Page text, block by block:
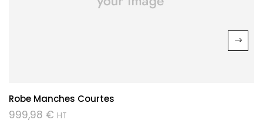
Robe Manches Courtes
999,98 € HT